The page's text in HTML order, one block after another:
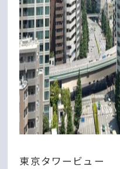
東京タワービュー